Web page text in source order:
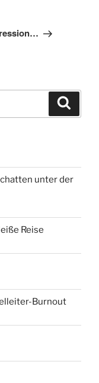
unter der
Reise
Burnout